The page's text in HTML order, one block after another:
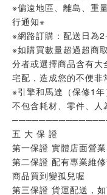
※偏遠地區、離島、重
行通知※
※網路訂購：配送日為
※如購買數量超過超商
分者或選擇商品含有大
宅配，造成您的不便非
※引擎和馬達（保修1
不包含耗材、零件、人
五 大 保 證
第一保證 實體店面營
第二保證 配有專業維
商品買到變孤兒喔
第三保證 貨運配送，